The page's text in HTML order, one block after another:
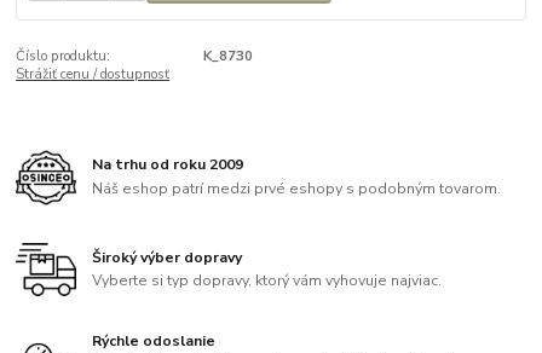
Číslo produktu:
K_8730
Strážiť cenu / dostupnosť
Na trhu od roku 2009
Náš eshop patrí medzi prvé eshopy s podobným tovarom.
Široký výber dopravy
Vyberte si typ dopravy, ktorý vám vyhovuje najviac.
Rýchle odoslanie